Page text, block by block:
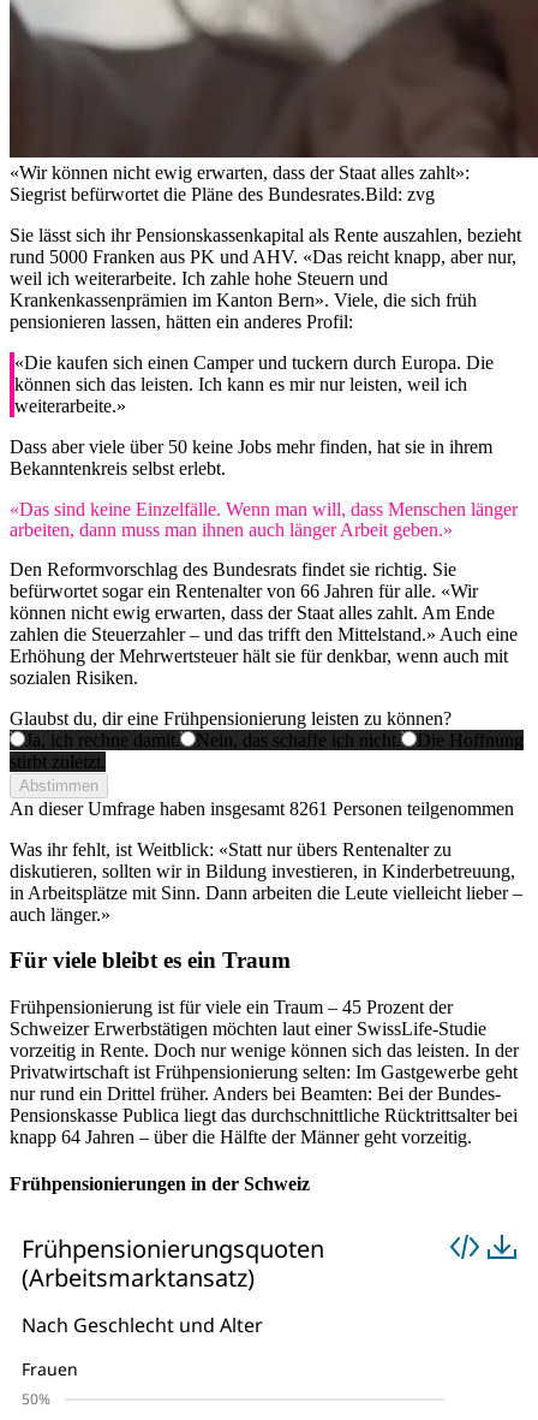
«Wir können nicht ewig erwarten, dass der Staat alles zahlt»:
Siegrist befürwortet die Pläne des Bundesrates.Bild: zvg
Sie lässt sich ihr Pensionskassenkapital als Rente auszahlen, bezieht
rund 5000 Franken aus PK und AHV. «Das reicht knapp, aber nur,
weil ich weiterarbeite. Ich zahle hohe Steuern und
Krankenkassenprämien im Kanton Bern». Viele, die sich früh
pensionieren lassen, hätten ein anderes Profil:
«Die kaufen sich einen Camper und tuckern durch Europa. Die
können sich das leisten. Ich kann es mir nur leisten, weil ich
weiterarbeite.»
Dass aber viele über 50 keine Jobs mehr finden, hat sie in ihrem
Bekanntenkreis selbst erlebt.
«Das sind keine Einzelfälle. Wenn man will, dass Menschen länger
arbeiten, dann muss man ihnen auch länger Arbeit geben.»
Den Reformvorschlag des Bundesrats findet sie richtig. Sie
befürwortet sogar ein Rentenalter von 66 Jahren für alle. «Wir
können nicht ewig erwarten, dass der Staat alles zahlt. Am Ende
zahlen die Steuerzahler – und das trifft den Mittelstand.» Auch eine
Erhöhung der Mehrwertsteuer hält sie für denkbar, wenn auch mit
sozialen Risiken.
Glaubst du, dir eine Frühpensionierung leisten zu können?
Ja, ich rechne damit.
Nein, das schaffe ich nicht.
Die Hoffnung
stirbt zuletzt.
Abstimmen
An dieser Umfrage haben insgesamt 8261 Personen teilgenommen
Was ihr fehlt, ist Weitblick: «Statt nur übers Rentenalter zu
diskutieren, sollten wir in Bildung investieren, in Kinderbetreuung,
in Arbeitsplätze mit Sinn. Dann arbeiten die Leute vielleicht lieber –
auch länger.»
Für viele bleibt es ein Traum
Frühpensionierung ist für viele ein Traum – 45 Prozent der
Schweizer Erwerbstätigen möchten laut einer SwissLife-Studie
vorzeitig in Rente. Doch nur wenige können sich das leisten. In der
Privatwirtschaft ist Frühpensionierung selten: Im Gastgewerbe geht
nur rund ein Drittel früher. Anders bei Beamten: Bei der Bundes-
Pensionskasse Publica liegt das durchschnittliche Rücktrittsalter bei
knapp 64 Jahren – über die Hälfte der Männer geht vorzeitig.
Frühpensionierungen in der Schweiz